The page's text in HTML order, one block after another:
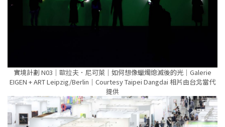
實境計劃 N03｜歐拉夫．尼可萊｜如何想像蠟燭熄滅後的光｜Galerie
EIGEN + ART Leipzig/Berlin｜Courtesy Taipei Dangdai 相片由台北當代
提供